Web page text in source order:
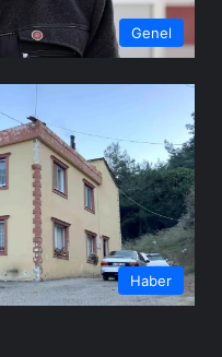
Genel
Haber